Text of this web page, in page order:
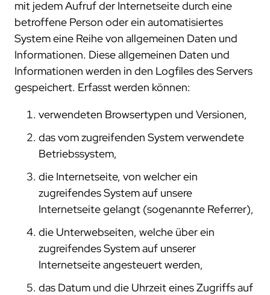
mit jedem Aufruf der Internetseite durch eine
betroffene Person oder ein automatisiertes
System eine Reihe von allgemeinen Daten und
Informationen. Diese allgemeinen Daten und
Informationen werden in den Logfiles des Servers
gespeichert. Erfasst werden können:
verwendeten Browsertypen und Versionen,
das vom zugreifenden System verwendete
Betriebssystem,
die Internetseite, von welcher ein
zugreifendes System auf unsere
Internetseite gelangt (sogenannte Referrer),
die Unterwebseiten, welche über ein
zugreifendes System auf unserer
Internetseite angesteuert werden,
das Datum und die Uhrzeit eines Zugriffs auf